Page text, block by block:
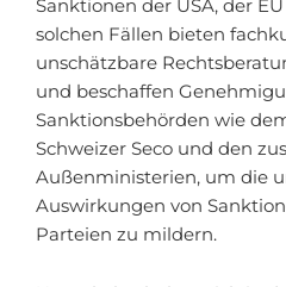
Sanktionen der USA, der
solchen Fällen bieten
unschätzbare
und beschaffen
Sanktionsbehörden wie
Schweizer Seco und den
Außenministerien, um die
Auswirkungen von
Parteien zu mildern.